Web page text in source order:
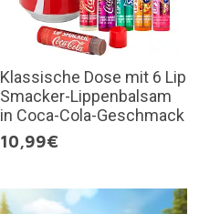
Klassische Dose mit 6 Lip
Smacker-Lippenbalsam
in Coca-Cola-Geschmack
10,99€